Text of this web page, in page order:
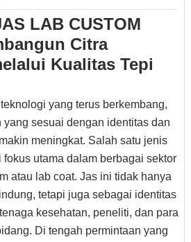
LAB CUSTOM
Citra
Kualitas Tepi
yang terus berkembang,
sesuai dengan identitas dan
meningkat. Salah satu jenis
utama dalam berbagai sektor
atau lab coat. Jas ini tidak hanya
tetapi juga sebagai identitas
kesehatan, peneliti, dan para
Di tengah permintaan yang